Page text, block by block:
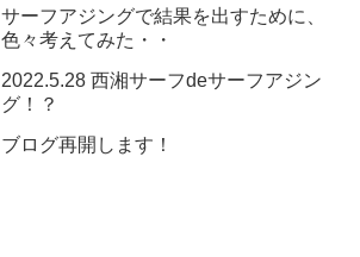
サーフアジングで結果を出すために、
色々考えてみた・・
2022.5.28 西湘サーフdeサーフアジン
グ！？
ブログ再開します！